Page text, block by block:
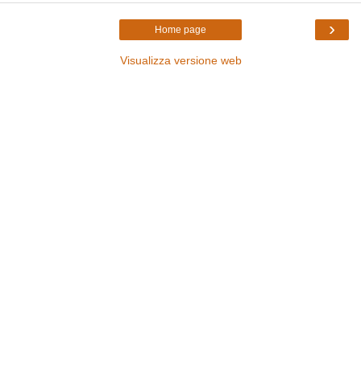
›
Home page
Visualizza versione web